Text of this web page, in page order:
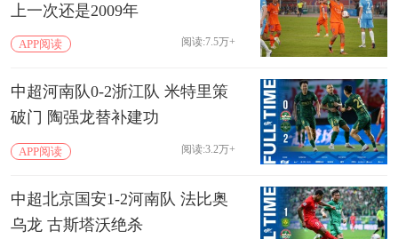
上一次还是2009年
APP阅读 阅读:7.5万+
中超河南队0-2浙江队 米特里策
破门 陶强龙替补建功
APP阅读 阅读:3.2万+
中超北京国安1-2河南队 法比奥
乌龙 古斯塔沃绝杀